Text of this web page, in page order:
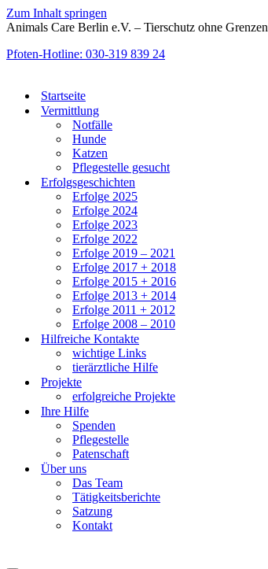
Zum Inhalt springen
Animals Care Berlin e.V. – Tierschutz ohne Grenzen
Pfoten-Hotline: 030-319 839 24
Startseite
Vermittlung
Notfälle
Hunde
Katzen
Pflegestelle gesucht
Erfolgsgeschichten
Erfolge 2025
Erfolge 2024
Erfolge 2023
Erfolge 2022
Erfolge 2019 – 2021
Erfolge 2017 + 2018
Erfolge 2015 + 2016
Erfolge 2013 + 2014
Erfolge 2011 + 2012
Erfolge 2008 – 2010
Hilfreiche Kontakte
wichtige Links
tierärztliche Hilfe
Projekte
erfolgreiche Projekte
Ihre Hilfe
Spenden
Pflegestelle
Patenschaft
Über uns
Das Team
Tätigkeitsberichte
Satzung
Kontakt